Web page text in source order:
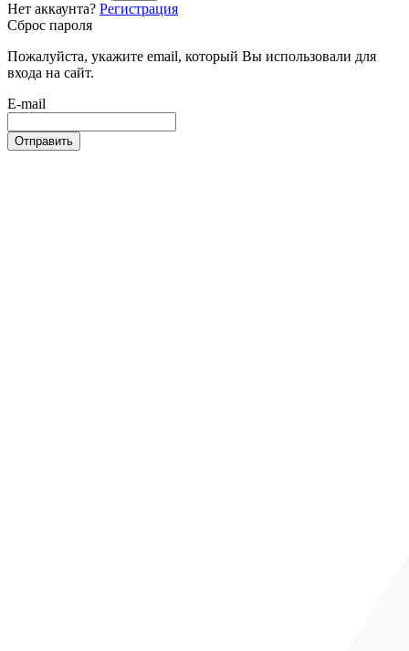
Нет аккаунта? Регистрация
Сброс пароля
Пожалуйста, укажите email, который Вы использовали для
входа на сайт.
E-mail
Отправить